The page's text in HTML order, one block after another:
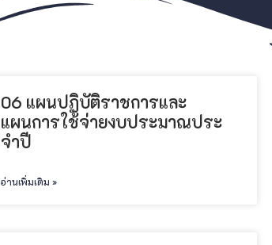
06 แผนปฏิบัติราชการและ
แผนการใช้จ่ายงบประมาณประ
จําปี
อ่านเพิ่มเติม »